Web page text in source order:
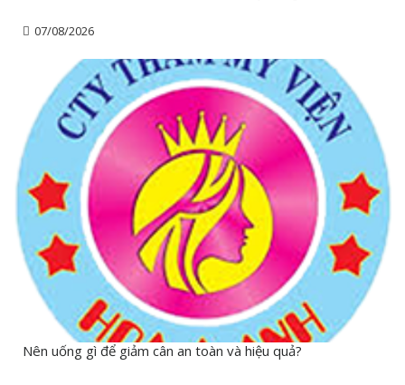
07/08/2026
Nên uống gì để giảm cân an toàn và hiệu quả?